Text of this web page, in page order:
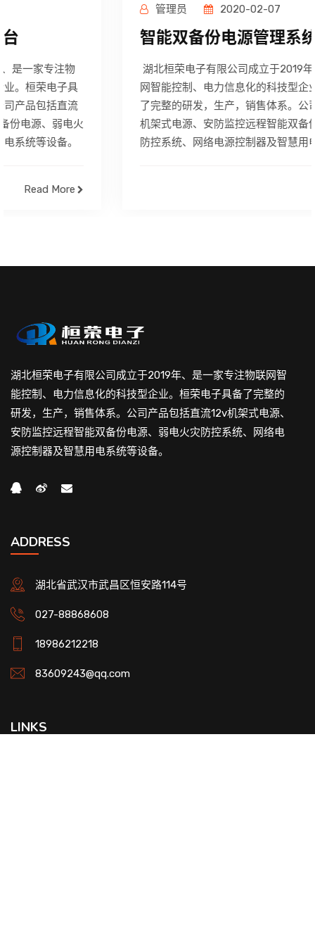
2020-02-07
智能双备份电源管理系统
湖北桓荣电子有限公司成立于2019年、是一家专注物联
网智能控制、电力信息化的科技型企业。桓荣电子具备
了完整的研发，生产，销售体系。公司产品包括直流12v
机架式电源、安防监控远程智能双备份电源、弱电火灾
防控系统、网络电源控制器及智慧用电系统等设备。
湖北桓荣电子有限公司成立于2019年、是一家专注物联网智
能控制、电力信息化的科技型企业。桓荣电子具备了完整的
研发，生产，销售体系。公司产品包括直流12v机架式电源、
安防监控远程智能双备份电源、弱电火灾防控系统、网络电
源控制器及智慧用电系统等设备。
ADDRESS
湖北省武汉市武昌区恒安路114号
027-88868608
18986212218
83609243@qq.com
LINKS